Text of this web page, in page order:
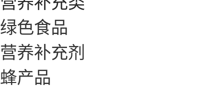
绿色食品
营养补充剂
蜂产品